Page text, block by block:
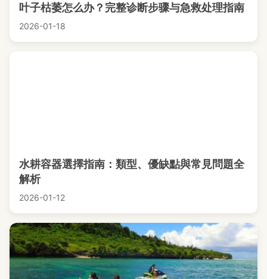
叶子枯萎怎么办？完整诊断步骤与急救处理指南
2026-01-18
水耕容器選擇指南：類型、優缺點與常見問題全
解析
2026-01-12